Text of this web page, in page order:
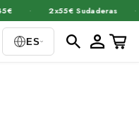
· 2x55€ Sudaderas ·
ES Iniciar
sesiónCarrito